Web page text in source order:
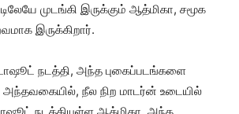
முடங்கி இருக்கும் ஆத்மிகா, சமூக
இருக்கிறார்.
நடத்தி, அந்த புகைப்படங்களை
அந்தவகையில், நீல நிற மாடர்ன் உடையில்